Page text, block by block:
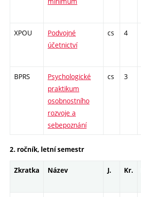
XPOU
Podvojné
účetnictví
cs 4
BPRS
Psychologické
praktikum
osobnostního
rozvoje a
sebepoznání
cs 3
2. ročník, letní semestr
Zkratka Název J. Kr.